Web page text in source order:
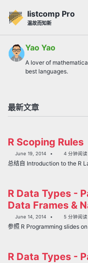
listcomp Pro
温故而知新
Yao Yao
A lover of
best languages.
最新文章
R Scoping Rules
June 19, 2014 4 分钟阅读
总结自 Introduction to the R
R Data Types -
Data Frames &
June 14, 2014 5 分钟阅读
参照 R Programming slides
R Data Types -